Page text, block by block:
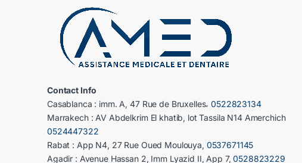
Contact Info
Casablanca : imm. A, 47 Rue de Bruxelles،0522823134
Marrakech : AV Abdelkrim El khatib, lot Tassila N14 Amerchich
0524447322
Rabat : App N4, 27 Rue Oued Moulouya, 0537671145
Agadir : Avenue Hassan 2, Imm Lyazid II, App 7,0528823229